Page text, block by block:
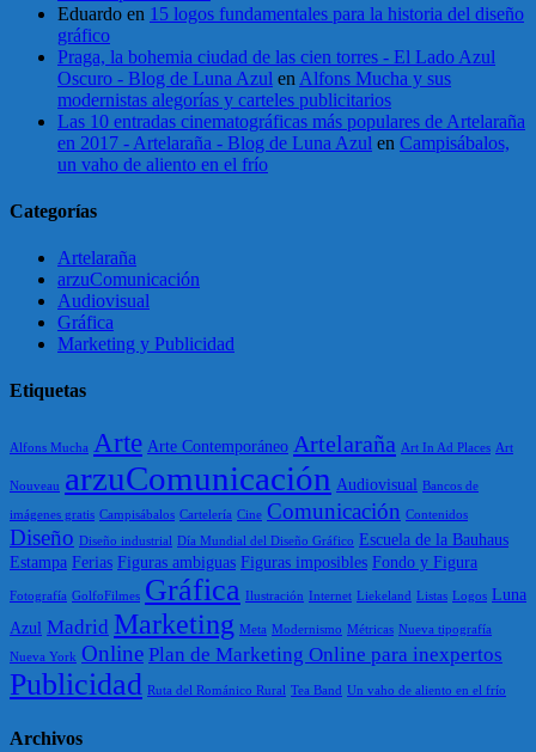
Eduardo en 15 logos fundamentales para la historia del diseño
gráfico
Praga, la bohemia ciudad de las cien torres - El Lado Azul
Oscuro - Blog de Luna Azul en Alfons Mucha y sus
modernistas alegorías y carteles publicitarios
Las 10 entradas cinematográficas más populares de Artelaraña
en 2017 - Artelaraña - Blog de Luna Azul en Campisábalos,
un vaho de aliento en el frío
Categorías
Artelaraña
arzuComunicación
Audiovisual
Gráfica
Marketing y Publicidad
Etiquetas
Alfons Mucha Arte Arte Contemporáneo Artelaraña Art In Ad Places Art
Nouveau arzuComunicación Audiovisual Bancos de
imágenes gratis Campisábalos Cartelería Cine Comunicación Contenidos
Diseño Diseño industrial Día Mundial del Diseño Gráfico Escuela de la Bauhaus
Estampa Ferias Figuras ambiguas Figuras imposibles Fondo y Figura
Fotografía GolfoFilmes Gráfica Ilustración Internet Liekeland Listas Logos Luna
Azul Madrid Marketing Meta Modernismo Métricas Nueva tipografía
Nueva York Online Plan de Marketing Online para inexpertos
Publicidad Ruta del Románico Rural Tea Band Un vaho de aliento en el frío
Archivos